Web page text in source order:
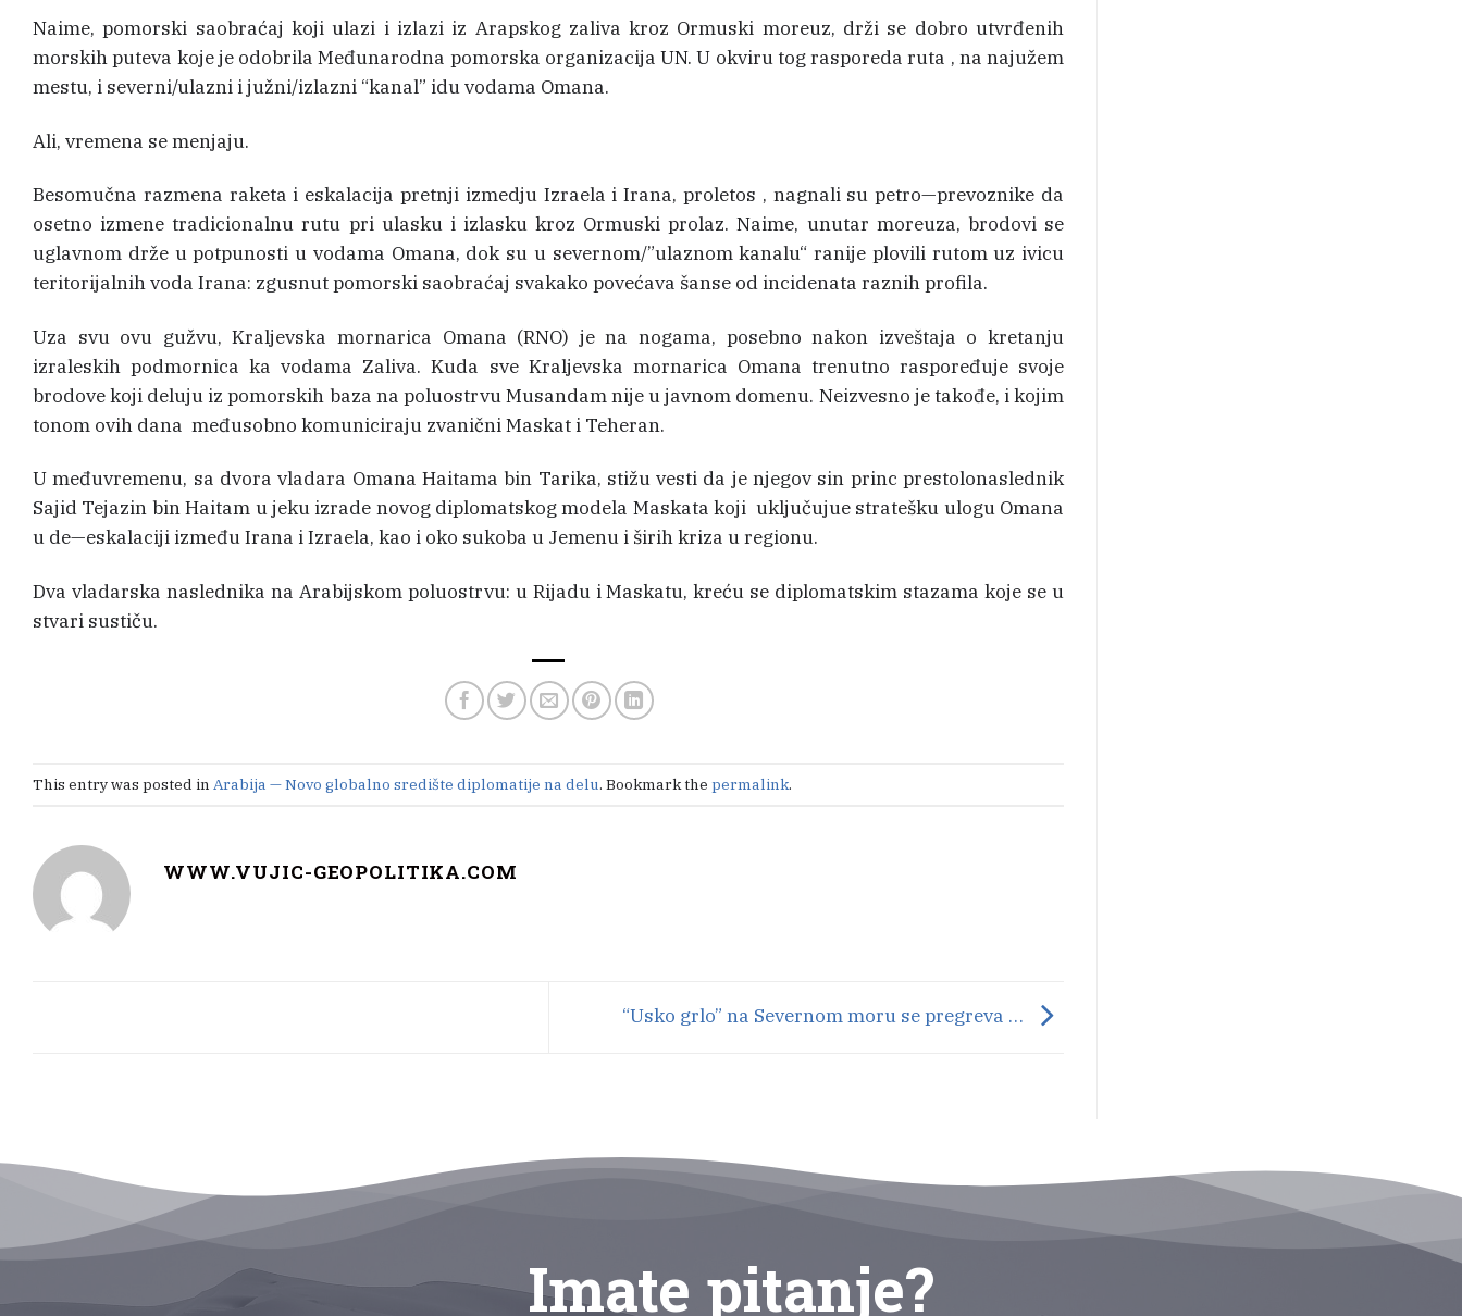
Naime, pomorski saobraćaj koji ulazi i izlazi iz Arapskog zaliva kroz Ormuski moreuz, drži se dobro utvrđenih
morskih puteva koje je odobrila Međunarodna pomorska organizacija UN. U okviru tog rasporeda ruta , na najužem
mestu, i severni/ulazni i južni/izlazni “kanal” idu vodama Omana.
Ali, vremena se menjaju.
Besomučna razmena raketa i eskalacija pretnji izmedju Izraela i Irana, proletos , nagnali su petro—prevoznike da
osetno izmene tradicionalnu rutu pri ulasku i izlasku kroz Ormuski prolaz. Naime, unutar moreuza, brodovi se
uglavnom drže u potpunosti u vodama Omana, dok su u severnom/”ulaznom kanalu“ ranije plovili rutom uz ivicu
teritorijalnih voda Irana: zgusnut pomorski saobraćaj svakako povećava šanse od incidenata raznih profila.
Uza svu ovu gužvu, Kraljevska mornarica Omana (RNO) je na nogama, posebno nakon izveštaja o kretanju
izraleskih podmornica ka vodama Zaliva. Kuda sve Kraljevska mornarica Omana trenutno raspoređuje svoje
brodove koji deluju iz pomorskih baza na poluostrvu Musandam nije u javnom domenu. Neizvesno je takođe, i kojim
tonom ovih dana međusobno komuniciraju zvanični Maskat i Teheran.
U međuvremenu, sa dvora vladara Omana Haitama bin Tarika, stižu vesti da je njegov sin princ prestolonaslednik
Sajid Tejazin bin Haitam u jeku izrade novog diplomatskog modela Maskata koji uključujue stratešku ulogu Omana
u de—eskalaciji između Irana i Izraela, kao i oko sukoba u Jemenu i širih kriza u regionu.
Dva vladarska naslednika na Arabijskom poluostrvu: u Rijadu i Maskatu, kreću se diplomatskim stazama koje se u
stvari sustiču.
This entry was posted in Arabija — Novo globalno središte diplomatije na delu. Bookmark the permalink.
WWW.VUJIC-GEOPOLITIKA.COM
“Usko grlo” na Severnom moru se pregreva …
Imate pitanje?